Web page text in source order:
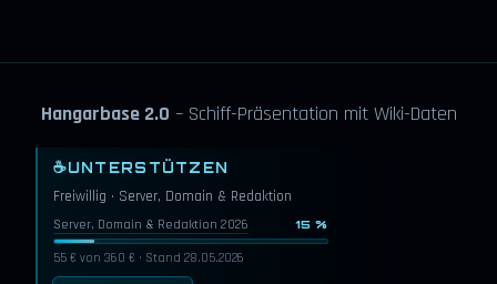
Hangarbase 2.0 – Schiff-Präsentation mit Wiki-Daten
☕UNTERSTÜTZEN
Freiwillig · Server, Domain & Redaktion
Server, Domain & Redaktion 2026 15 %
55 € von 360 € · Stand 28.05.2026